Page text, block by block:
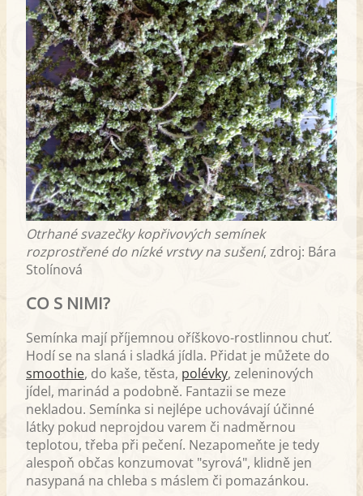
Otrhané svazečky kopřivových semínek
rozprostřené do nízké vrstvy na sušení, zdroj: Bára
Stolínová
CO S NIMI?
Semínka mají příjemnou oříškovo-rostlinnou chuť.
Hodí se na slaná i sladká jídla. Přidat je můžete do
smoothie, do kaše, těsta, polévky, zeleninových
jídel, marinád a podobně. Fantazii se meze
nekladou. Semínka si nejlépe uchovávají účinné
látky pokud neprojdou varem či nadměrnou
teplotou, třeba při pečení. Nezapomeňte je tedy
alespoň občas konzumovat "syrová", klidně jen
nasypaná na chleba s máslem či pomazánkou.